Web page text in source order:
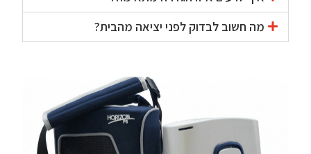
מה חשוב לבדוק לפני יציאה מהבית?